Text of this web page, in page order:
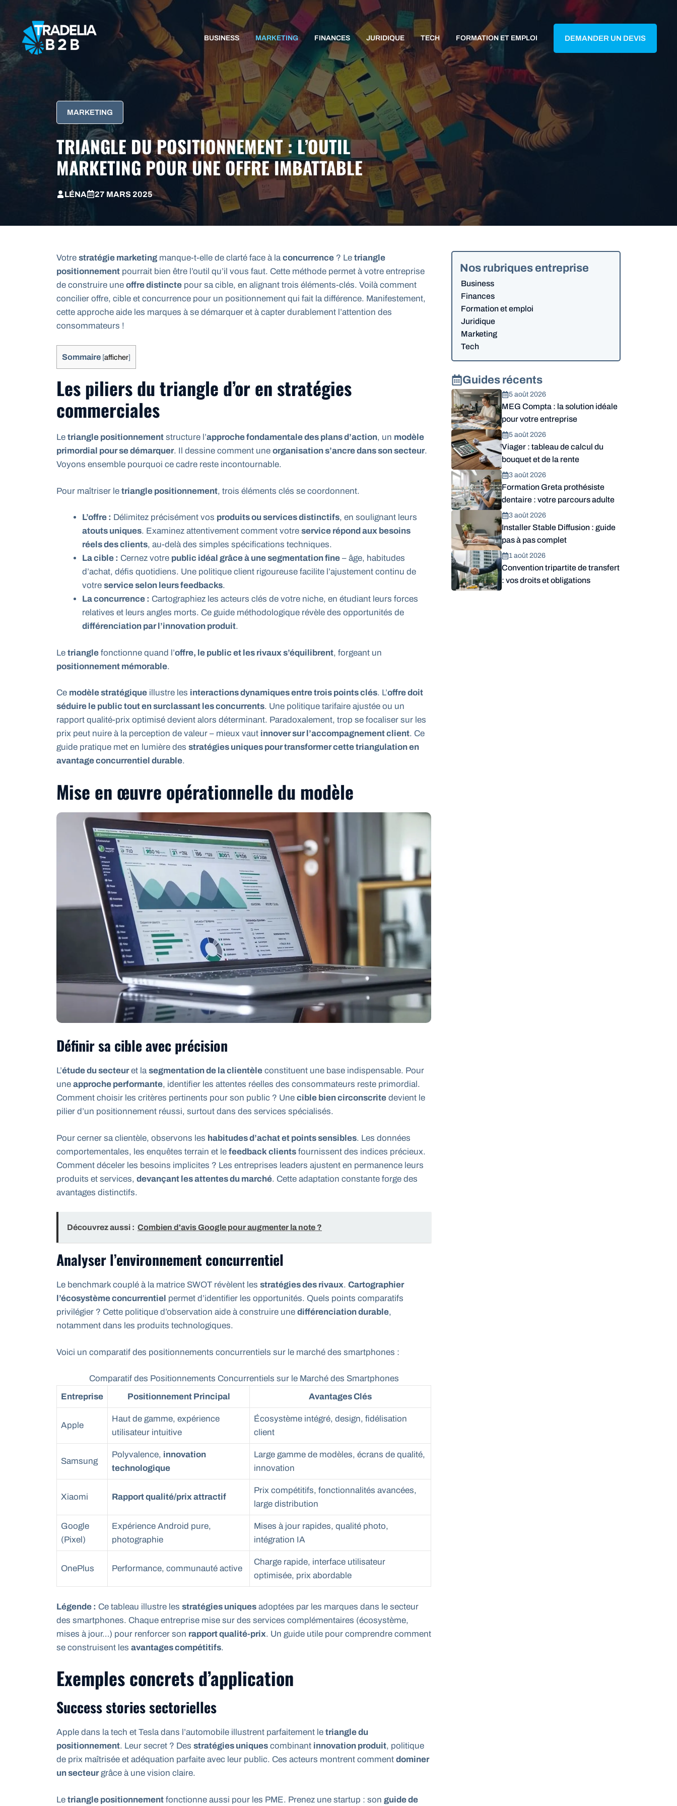
contenu
BUSINESS MARKETING FINANCES JURIDIQUE TECH FORMATION ET EMPLOI DEMANDER UN DEVIS
MARKETING
TRIANGLE DU POSITIONNEMENT : L’OUTIL
MARKETING POUR UNE OFFRE IMBATTABLE
LÉNA 27 MARS 2025
Votre stratégie marketing manque-t-elle de clarté face à la concurrence ? Le triangle
positionnement pourrait bien être l’outil qu’il vous faut. Cette méthode permet à votre entreprise
de construire une offre distincte pour sa cible, en alignant trois éléments-clés. Voilà comment
concilier offre, cible et concurrence pour un positionnement qui fait la différence. Manifestement,
cette approche aide les marques à se démarquer et à capter durablement l’attention des
consommateurs !
Sommaire [afficher]
Les piliers du triangle d’or en stratégies
commerciales
Le triangle positionnement structure l’approche fondamentale des plans d’action, un modèle
primordial pour se démarquer. Il dessine comment une organisation s’ancre dans son secteur.
Voyons ensemble pourquoi ce cadre reste incontournable.
Pour maîtriser le triangle positionnement, trois éléments clés se coordonnent.
L’offre : Délimitez précisément vos produits ou services distinctifs, en soulignant leurs
atouts uniques. Examinez attentivement comment votre service répond aux besoins
réels des clients, au-delà des simples spécifications techniques.
La cible : Cernez votre public idéal grâce à une segmentation fine – âge, habitudes
d’achat, défis quotidiens. Une politique client rigoureuse facilite l’ajustement continu de
votre service selon leurs feedbacks.
La concurrence : Cartographiez les acteurs clés de votre niche, en étudiant leurs forces
relatives et leurs angles morts. Ce guide méthodologique révèle des opportunités de
différenciation par l’innovation produit.
Le triangle fonctionne quand l’offre, le public et les rivaux s’équilibrent, forgeant un
positionnement mémorable.
Ce modèle stratégique illustre les interactions dynamiques entre trois points clés. L’offre doit
séduire le public tout en surclassant les concurrents. Une politique tarifaire ajustée ou un
rapport qualité-prix optimisé devient alors déterminant. Paradoxalement, trop se focaliser sur les
prix peut nuire à la perception de valeur – mieux vaut innover sur l’accompagnement client. Ce
guide pratique met en lumière des stratégies uniques pour transformer cette triangulation en
avantage concurrentiel durable.
Mise en œuvre opérationnelle du modèle
Définir sa cible avec précision
L’étude du secteuret lasegmentation de la clientèle constituent une base indispensable. Pour
une approche performante, identifier les attentes réelles des consommateurs reste primordial.
Comment choisir les critères pertinents pour son public ? Une cible bien circonscrite devient le
pilier d’un positionnement réussi, surtout dans des services spécialisés.
Pour cerner sa clientèle, observons les habitudes d’achat et points sensibles. Les données
comportementales, les enquêtes terrain et le feedback clients fournissent des indices précieux.
Comment déceler les besoins implicites ? Les entreprises leaders ajustent en permanence leurs
produits et services, devançant les attentes du marché. Cette adaptation constante forge des
avantages distinctifs.
Découvrez aussi : Combien d'avis Google pour augmenter la note ?
Analyser l’environnement concurrentiel
Le benchmark couplé à la matrice SWOT révèlent les stratégies des rivaux. Cartographier
l’écosystème concurrentiel permet d’identifier les opportunités. Quels points comparatifs
privilégier ? Cette politique d’observation aide à construire une différenciation durable,
notamment dans les produits technologiques.
Voici un comparatif des positionnements concurrentiels sur le marché des smartphones :
Comparatif des Positionnements Concurrentiels sur le Marché des Smartphones
Entreprise
Positionnement Principal Avantages Clés
Apple
Haut de gamme, expérience
utilisateur intuitive
Écosystème intégré, design, fidélisation
client
Samsung
Polyvalence, innovation
technologique
Large gamme de modèles, écrans de qualité,
innovation
Xiaomi Rapport qualité/prix attractif
Prix compétitifs, fonctionnalités avancées,
large distribution
Google
(Pixel)
Expérience Android pure,
photographie
Mises à jour rapides, qualité photo,
intégration IA
OnePlus Performance, communauté active
Charge rapide, interface utilisateur
optimisée, prix abordable
Légende : Ce tableau illustre les stratégies uniques adoptées par les marques dans le secteur
des smartphones. Chaque entreprise mise sur des services complémentaires (écosystème,
mises à jour…) pour renforcer son rapport qualité-prix. Un guide utile pour comprendre comment
se construisent les avantages compétitifs.
Exemples concrets d’application
Success stories sectorielles
Apple dans la tech et Tesla dans l’automobile illustrent parfaitement le triangle du
positionnement. Leur secret ? Des stratégies uniques combinant innovation produit, politique
de prix maîtrisée et adéquation parfaite avec leur public. Ces acteurs montrent comment dominer
un secteurgrâce à une vision claire.
Le triangle positionnement fonctionne aussi pour les PME. Prenez une startup : son guide de
Nos rubriques entreprise
Business
Finances
Formation et emploi
Juridique
Marketing
Tech
Guides récents
5 août 2026
MEG Compta : la solution idéale
pour votre entreprise
5 août 2026
Viager : tableau de calcul du
bouquet et de la rente
3 août 2026
Formation Greta prothésiste
dentaire : votre parcours adulte
3 août 2026
Installer Stable Diffusion : guide
pas à pas complet
1 août 2026
Convention tripartite de transfert
: vos droits et obligations